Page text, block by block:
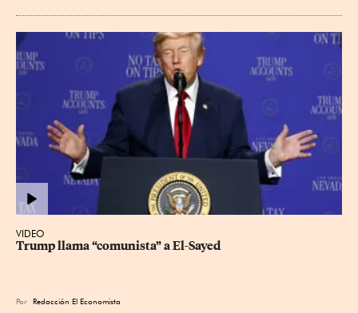
VIDEO
Trump llama “comunista” a El-Sayed
Por Redacción El Economista